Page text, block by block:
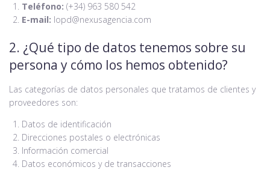
Teléfono: (+34) 963 580 542
E-mail: lopd@nexusagencia.com
2. ¿Qué tipo de datos tenemos sobre su
persona y cómo los hemos obtenido?
Las categorías de datos personales que tratamos de clientes y
proveedores son:
Datos de identificación
Direcciones postales o electrónicas
Información comercial
Datos económicos y de transacciones